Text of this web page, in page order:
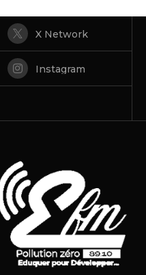
X Network
Instagram